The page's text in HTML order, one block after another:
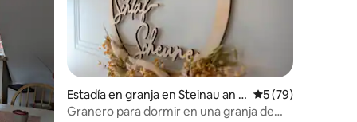
Estadía en granja en Steinau an d
er Straße
Calificación
5 (79)
Granero para dormir en una granja de